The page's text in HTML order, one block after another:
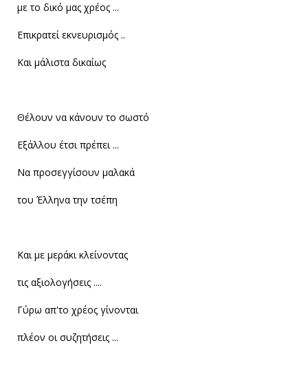
με το δικό μας χρέος ...
Επικρατεί εκνευρισμός ..
Και μάλιστα δικαίως
Θέλουν να κάνουν το σωστό
Εξάλλου έτσι πρέπει ...
Να προσεγγίσουν μαλακά
του Έλληνα την τσέπη
Και με μεράκι κλείνοντας
τις αξιολογήσεις ....
Γύρω απ'το χρέος γίνονται
πλέον οι συζητήσεις ...